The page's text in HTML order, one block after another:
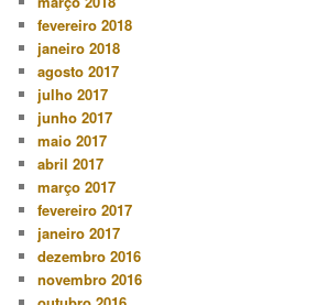
fevereiro 2018
janeiro 2018
agosto 2017
julho 2017
junho 2017
maio 2017
abril 2017
março 2017
fevereiro 2017
janeiro 2017
dezembro 2016
novembro 2016